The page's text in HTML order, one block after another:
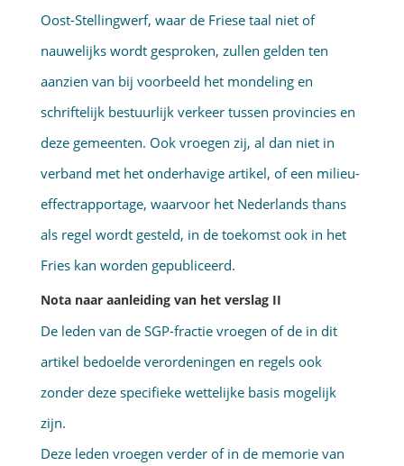
Oost-Stellingwerf, waar de Friese taal niet of
nauwelijks wordt gesproken, zullen gelden ten
aanzien van bij voorbeeld het mondeling en
schriftelijk bestuurlijk verkeer tussen provincies en
deze gemeenten. Ook vroegen zij, al dan niet in
verband met het onderhavige artikel, of een milieu-
effectrapportage, waarvoor het Nederlands thans
als regel wordt gesteld, in de toekomst ook in het
Fries kan worden gepubliceerd.
Nota naar aanleiding van het verslag II
De leden van de SGP-fractie vroegen of de in dit
artikel bedoelde verordeningen en regels ook
zonder deze specifieke wettelijke basis mogelijk
zijn.
Deze leden vroegen verder of in de memorie van